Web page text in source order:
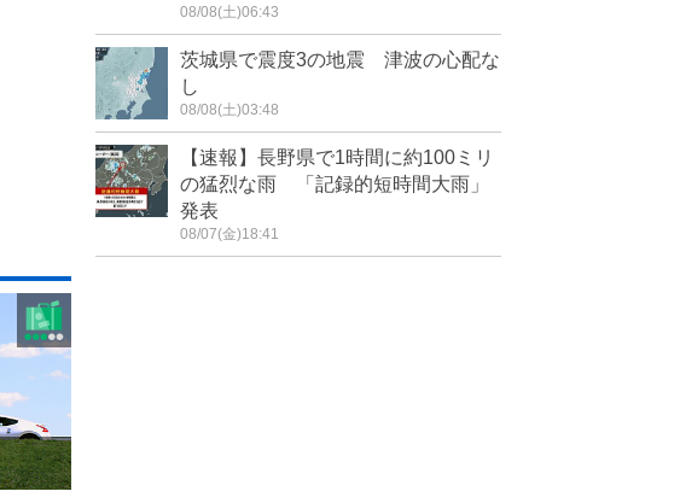
08/08(土)06:43
茨城県で震度3の地震 津波の心配な
し
08/08(土)03:48
【速報】長野県で1時間に約100ミリ
の猛烈な雨 「記録的短時間大雨」
発表
08/07(金)18:41